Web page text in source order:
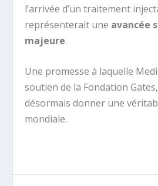
l’arrivée d’un traitement
représenterait une avancée
majeure.
Une promesse à laquelle
soutien de la Fondation
désormais donner une
mondiale.